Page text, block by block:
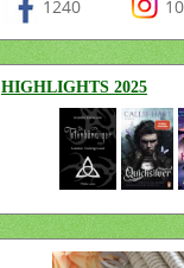
1240
HIGHLIGHTS 2025